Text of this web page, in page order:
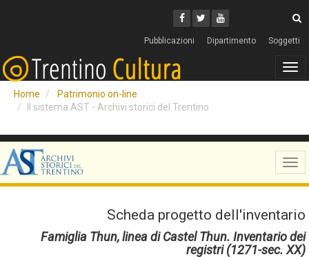
Facebook
Twitter
Youtube
Pubblicazioni Dipartimento Soggetti
Home
Patrimonio on-line
Il sistema AST - Archivi storici del Trentino
Scheda progetto dell'inventario
Famiglia Thun, linea di Castel Thun. Inventario dei
registri (1271-sec. XX)